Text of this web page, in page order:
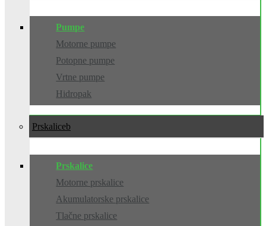
Pumpe
Motorne pumpe
Potopne pumpe
Vrtne pumpe
Hidropak
Prskalice
Prskalice
Motorne prskalice
Akumulatorske prskalice
Tlačne prskalice